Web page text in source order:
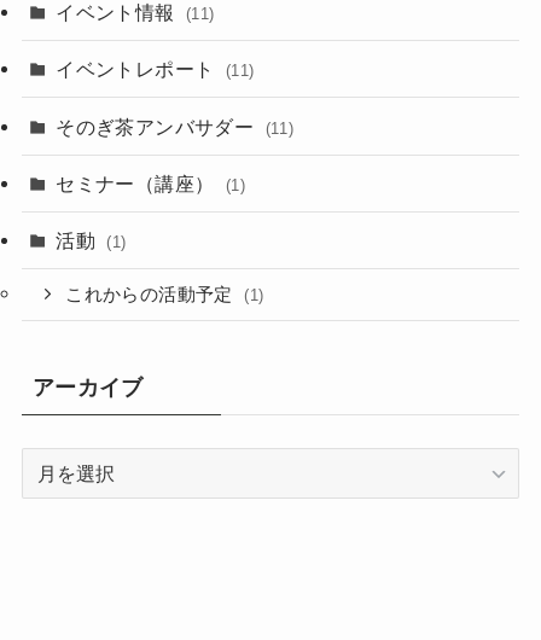
イベント情報 (11)
イベントレポート (11)
そのぎ茶アンバサダー (11)
セミナー（講座） (1)
活動 (1)
これからの活動予定 (1)
アーカイブ